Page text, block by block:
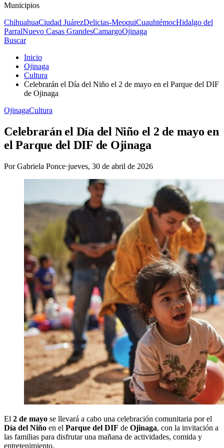
Municipios
ChihuahuaCiudad JuárezDelicias-MeoquiCuauhtémocHidalgo del
ParralNuevo Casas GrandesCamargoOjinaga
Buscar
Inicio
Ojinaga
Cultura
Celebrarán el Día del Niño el 2 de mayo en el Parque del DIF
de Ojinaga
OjinagaCultura
Celebrarán el Día del Niño el 2 de mayo en
el Parque del DIF de Ojinaga
PorGabriela Ponce·jueves, 30 de abril de 2026
El 2 de mayo se llevará a cabo una celebración comunitaria por el
Día del Niño en el Parque del DIF de Ojinaga, con la invitación a
las familias para disfrutar una mañana de actividades, comida y
entretenimiento.